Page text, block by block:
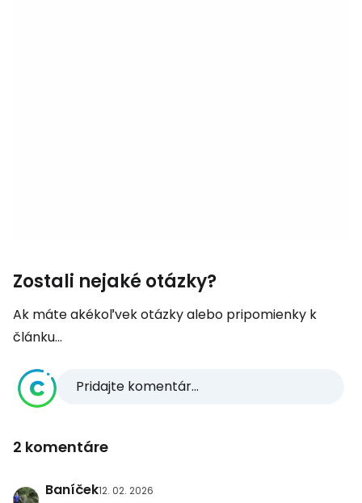
Zostali nejaké otázky?
Ak máte akékoľvek otázky alebo pripomienky k
článku...
Pridajte komentár...
2 komentáre
Baníček12. 02. 2026